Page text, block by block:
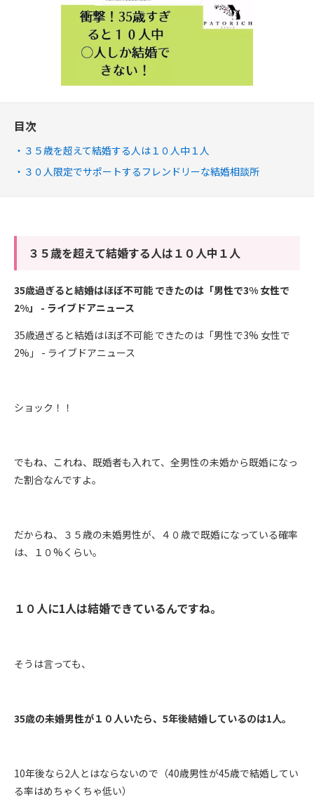
目次
３５歳を超えて結婚する人は１０人中１人
３０人限定でサポートするフレンドリーな結婚相談所
３５歳を超えて結婚する人は１０人中１人
35歳過ぎると結婚はほぼ不可能 できたのは「男性で3% 女性で
2%」 - ライブドアニュース
35歳過ぎると結婚はほぼ不可能 できたのは「男性で3% 女性で
2%」 - ライブドアニュース
ショック！！
でもね、これね、既婚者も入れて、全男性の未婚から既婚になっ
た割合なんですよ。
だからね、３５歳の未婚男性が、４０歳で既婚になっている確率
は、１０%くらい。
１０人に1人は結婚できているんですね。
そうは言っても、
35歳の未婚男性が１０人いたら、5年後結婚しているのは1人。
10年後なら2人とはならないので（40歳男性が45歳で結婚してい
る率はめちゃくちゃ低い）